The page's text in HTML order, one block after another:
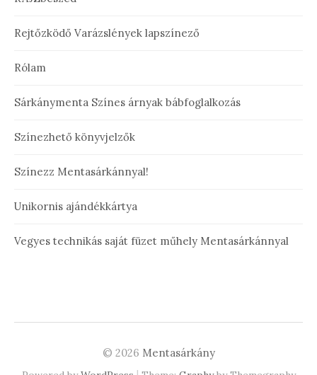
Rejtőzködő Varázslények lapszínező
Rólam
Sárkánymenta Színes árnyak bábfoglalkozás
Színezhető könyvjelzők
Színezz Mentasárkánnyal!
Unikornis ajándékkártya
Vegyes technikás saját füzet műhely Mentasárkánnyal
© 2026 Mentasárkány